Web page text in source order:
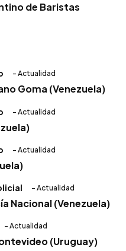
de Baristas
- Actualidad
Goma (Venezuela)
- Actualidad
- Actualidad
- Actualidad
Nacional (Venezuela)
- Actualidad
(Uruguay)